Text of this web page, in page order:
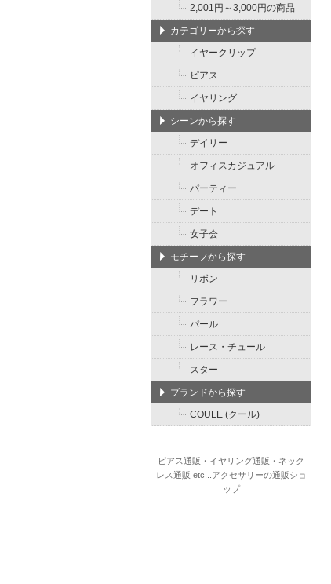
2,001円～3,000円の商品
カテゴリーから探す
イヤークリップ
ピアス
イヤリング
シーンから探す
デイリー
オフィスカジュアル
パーティー
デート
女子会
モチーフから探す
リボン
フラワー
パール
レース・チュール
スター
ブランドから探す
COULE (クール)
ピアス通販・イヤリング通販・ネック
レス通販 etc...アクセサリーの通販ショ
ップ